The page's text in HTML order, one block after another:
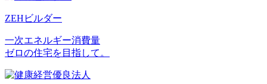
ZEHビルダー
一次エネルギー消費量
ゼロの住宅を目指して。